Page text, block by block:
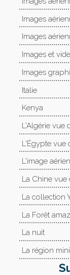
Images
Images
Images et
Images
Italie
Kenya
L'Algérie vue
L'Égypte vue
L'image
La Chine vue
La collection
La Forêt
La nuit
La région